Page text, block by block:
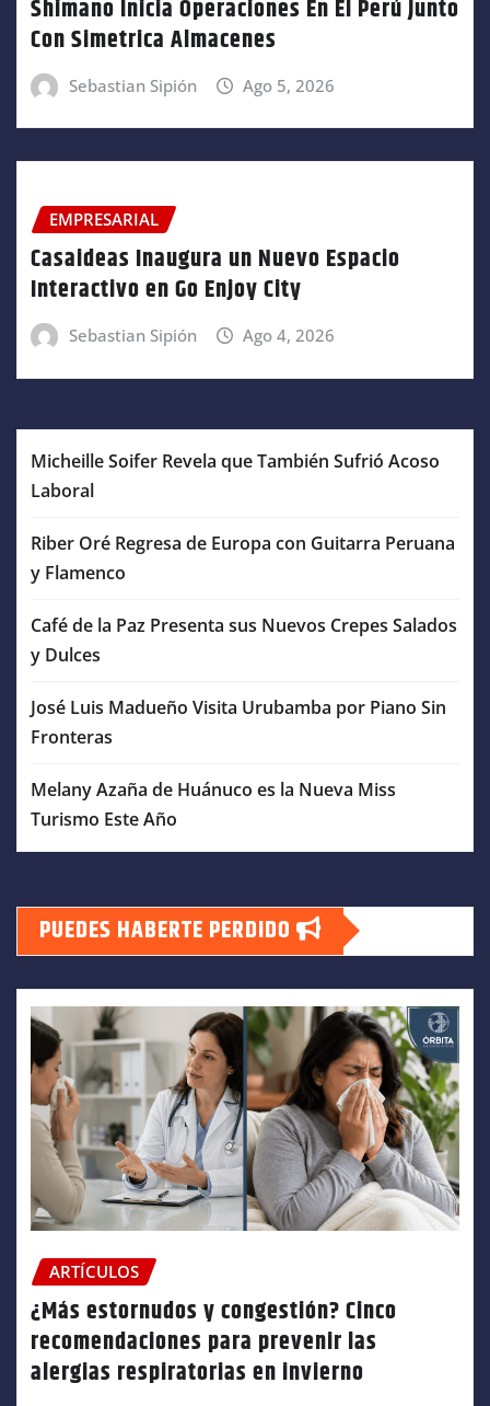
Shimano Inicia Operaciones En El Perú Junto
Con Simetrica Almacenes
Sebastian Sipión Ago 5, 2026
EMPRESARIAL
Casaideas Inaugura un Nuevo Espacio
Interactivo en Go Enjoy City
Sebastian Sipión Ago 4, 2026
Micheille Soifer Revela que También Sufrió Acoso
Laboral
Riber Oré Regresa de Europa con Guitarra Peruana
y Flamenco
Café de la Paz Presenta sus Nuevos Crepes Salados
y Dulces
José Luis Madueño Visita Urubamba por Piano Sin
Fronteras
Melany Azaña de Huánuco es la Nueva Miss
Turismo Este Año
PUEDES HABERTE PERDIDO
ARTÍCULOS
¿Más estornudos y congestión? Cinco
recomendaciones para prevenir las
alergias respiratorias en invierno